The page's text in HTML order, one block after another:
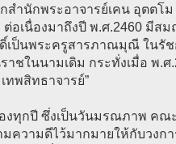
ำนักพระอาจารย์เคน อุตตโ
ต่อเนื่องมาถึงปี พ.ศ.2460 มี
ป็นพระครูสารภาณมุณี ในรัช
ชในนามเดิม กระทั่งเมื่อ พ.
ทพสิทธาจารย์”
ทุกปี ซึ่งเป็นวันมรณภาพ คณ
ความดีไว้มากมายให้กับวงก